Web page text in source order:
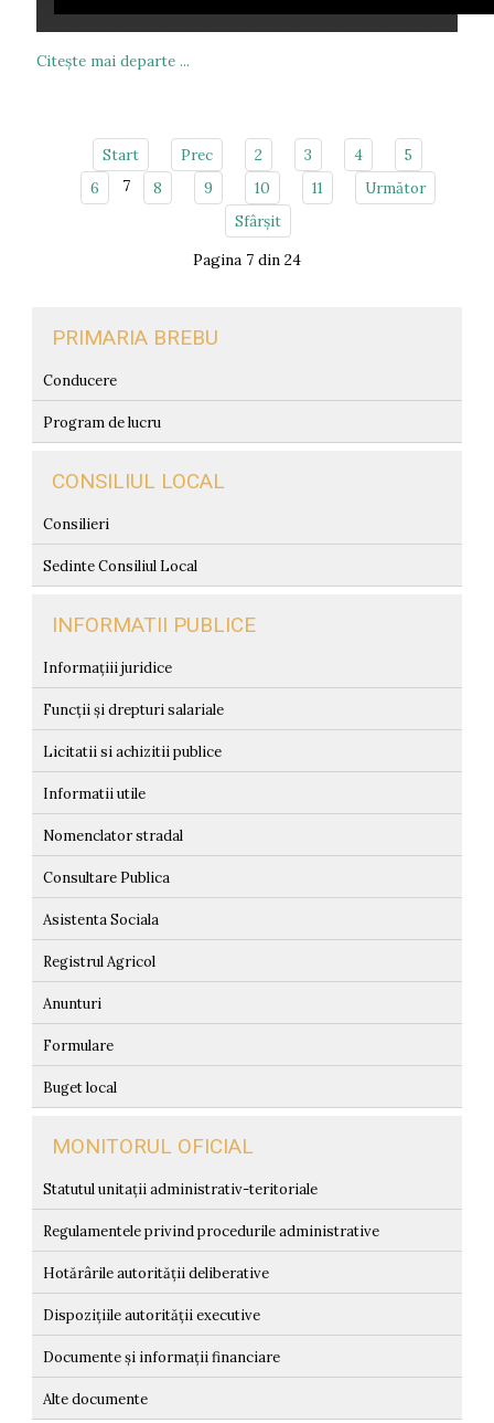
Citeşte mai departe ...
Start Prec 2 3 4
5
6
7 8 9 10 11
Următor
Sfârșit
Pagina 7 din 24
PRIMARIA BREBU
Conducere
Program de lucru
CONSILIUL LOCAL
Consilieri
Sedinte Consiliul Local
INFORMATII PUBLICE
Informațiii juridice
Funcții și drepturi salariale
Licitatii si achizitii publice
Informatii utile
Nomenclator stradal
Consultare Publica
Asistenta Sociala
Registrul Agricol
Anunturi
Formulare
Buget local
MONITORUL OFICIAL
Statutul unitații administrativ-teritoriale
Regulamentele privind procedurile administrative
Hotărârile autorității deliberative
Dispozițiile autorității executive
Documente și informații financiare
Alte documente